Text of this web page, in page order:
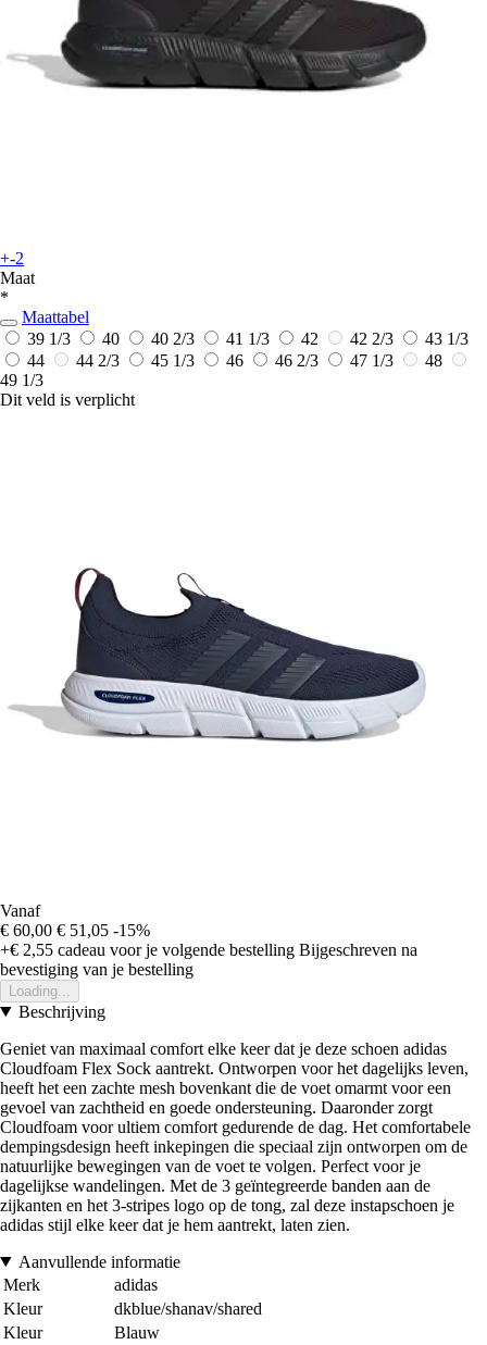
+-2
Maat
*
Maattabel
39 1/3
40 40 2/3 41 1/3 42 42 2/3
43 1/3
44
44 2/3 45 1/3 46 46 2/3 47 1/3
48
49 1/3
Dit veld is verplicht
Vanaf
€ 60,00 € 51,05 -15%
+€ 2,55 cadeau voor je volgende bestelling Bijgeschreven na
bevestiging van je bestelling
Loading...
Beschrijving
Geniet van maximaal comfort elke keer dat je deze schoen adidas
Cloudfoam Flex Sock aantrekt. Ontworpen voor het dagelijks leven,
heeft het een zachte mesh bovenkant die de voet omarmt voor een
gevoel van zachtheid en goede ondersteuning. Daaronder zorgt
Cloudfoam voor ultiem comfort gedurende de dag. Het comfortabele
dempingsdesign heeft inkepingen die speciaal zijn ontworpen om de
natuurlijke bewegingen van de voet te volgen. Perfect voor je
dagelijkse wandelingen. Met de 3 geïntegreerde banden aan de
zijkanten en het 3-stripes logo op de tong, zal deze instapschoen je
adidas stijl elke keer dat je hem aantrekt, laten zien.
Aanvullende informatie
Merk
adidas
Kleur
dkblue/shanav/shared
Kleur
Blauw